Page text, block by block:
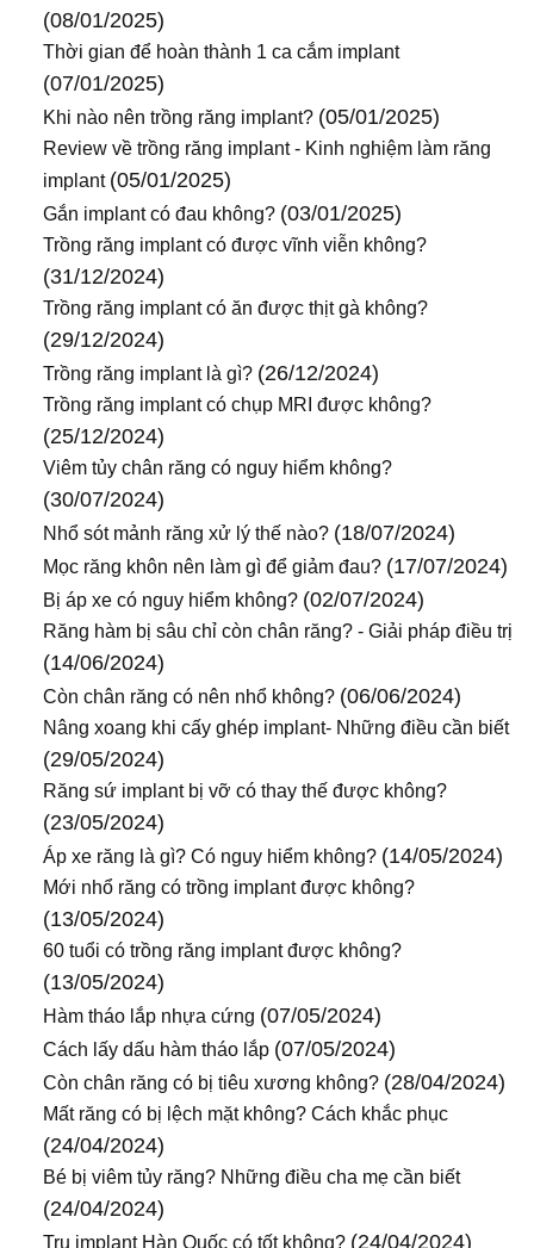
(08/01/2025)
Thời gian để hoàn thành 1 ca cắm implant
(07/01/2025)
Khi nào nên trồng răng implant? (05/01/2025)
Review về trồng răng implant - Kinh nghiệm làm răng
implant (05/01/2025)
Gắn implant có đau không? (03/01/2025)
Trồng răng implant có được vĩnh viễn không?
(31/12/2024)
Trồng răng implant có ăn được thịt gà không?
(29/12/2024)
Trồng răng implant là gì? (26/12/2024)
Trồng răng implant có chụp MRI được không?
(25/12/2024)
Viêm tủy chân răng có nguy hiểm không?
(30/07/2024)
Nhổ sót mảnh răng xử lý thế nào? (18/07/2024)
Mọc răng khôn nên làm gì để giảm đau? (17/07/2024)
Bị áp xe có nguy hiểm không? (02/07/2024)
Răng hàm bị sâu chỉ còn chân răng? - Giải pháp điều trị
(14/06/2024)
Còn chân răng có nên nhổ không? (06/06/2024)
Nâng xoang khi cấy ghép implant- Những điều cần biết
(29/05/2024)
Răng sứ implant bị vỡ có thay thế được không?
(23/05/2024)
Áp xe răng là gì? Có nguy hiểm không? (14/05/2024)
Mới nhổ răng có trồng implant được không?
(13/05/2024)
60 tuổi có trồng răng implant được không?
(13/05/2024)
Hàm tháo lắp nhựa cứng (07/05/2024)
Cách lấy dấu hàm tháo lắp (07/05/2024)
Còn chân răng có bị tiêu xương không? (28/04/2024)
Mất răng có bị lệch mặt không? Cách khắc phục
(24/04/2024)
Bé bị viêm tủy răng? Những điều cha mẹ cần biết
(24/04/2024)
Trụ implant Hàn Quốc có tốt không? (24/04/2024)